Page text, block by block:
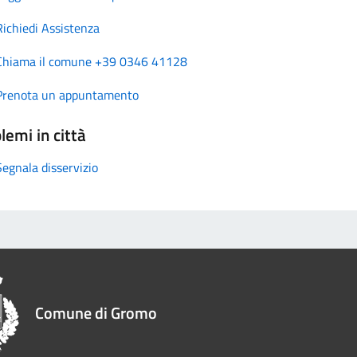
Assistenza
il comune +39 0346 41128
un appuntamento
in città
disservizio
Comune di Gromo